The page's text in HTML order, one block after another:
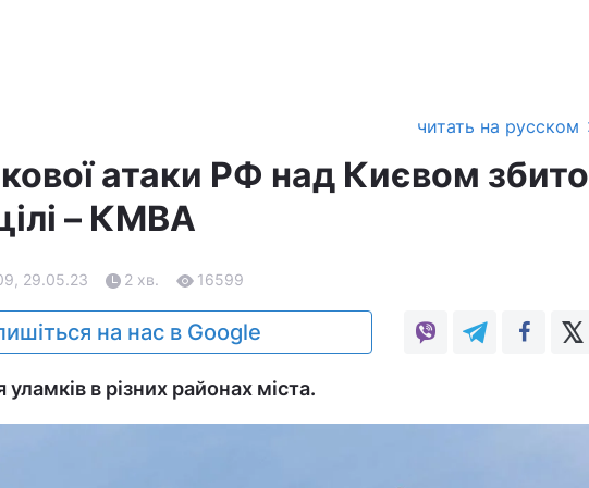
читать на русском
атаки РФ над Києвом збито
– КМВА
29.05.23 2 хв. 16599
на нас в Google
в різних районах міста.